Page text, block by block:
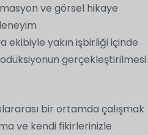
ve görsel hikaye
ekibiyle yakın işbirliği içinde
gerçekleştirilmesi
bir ortamda çalışmak
ve kendi fikirlerinizle